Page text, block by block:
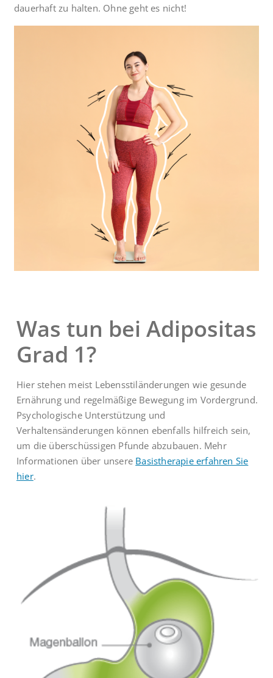
dauerhaft zu halten. Ohne geht es nicht!
Was tun bei Adipositas
Grad 1?
Hier stehen meist Lebensstiländerungen wie gesunde
Ernährung und regelmäßige Bewegung im Vordergrund.
Psychologische Unterstützung und
Verhaltensänderungen können ebenfalls hilfreich sein,
um die überschüssigen Pfunde abzubauen. Mehr
Informationen über unsere Basistherapie erfahren Sie
hier.